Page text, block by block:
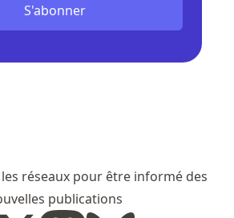
S'abonner
réseaux pour être informé des
publications